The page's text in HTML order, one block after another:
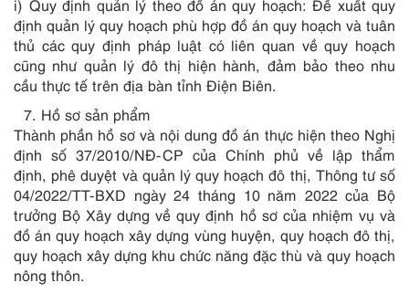
i) Quy định quản lý theo đồ án quy hoạch: Đề xuất quy
định quản lý quy hoạch phù hợp đồ án quy hoạch và tuân
thủ các quy định pháp luật có liên quan về quy hoạch
cũng như quản lý đô thị hiện hành, đảm bảo theo nhu
cầu thực tế trên địa bàn tỉnh Điện Biên.
Hồ sơ sản phẩm
Thành phần hồ sơ và nội dung đồ án thực hiện theo Nghị
định số 37/2010/NĐ-CP của Chính phủ về lập thẩm
định, phê duyệt và quản lý quy hoạch đô thị, Thông tư số
04/2022/TT-BXD ngày 24 tháng 10 năm 2022 của Bộ
trưởng Bộ Xây dựng về quy định hồ sơ của nhiệm vụ và
đồ án quy hoạch xây dựng vùng huyện, quy hoạch đô thị,
quy hoạch xây dựng khu chức năng đặc thù và quy hoạch
nông thôn.